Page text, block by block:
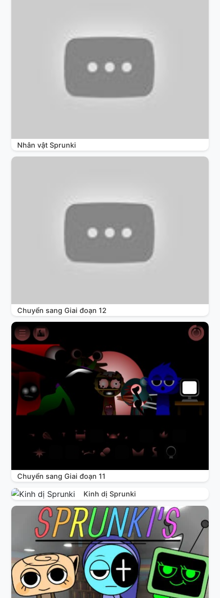
Nhân vật Sprunki
Chuyển sang Giai đoạn 12
Chuyển sang Giai đoạn 11
Kinh dị Sprunki